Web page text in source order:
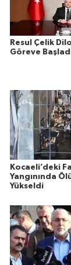
Resul Çelik
Göreve
Kocaeli’deki
Yangınında
Yükseldi